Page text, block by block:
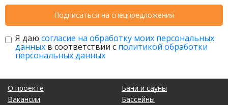
Подписаться на спецпредложения
Я даю согласие на обработку моих персональных
данных в соответствии с политикой обработки
персональных данных
О проекте
Вакансии
Бани и сауны
Бассейны